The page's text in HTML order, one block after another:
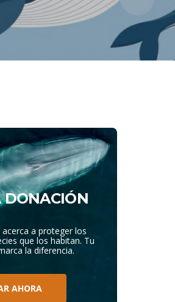
a proteger los
que los habitan. Tu
la diferencia.
AHORA